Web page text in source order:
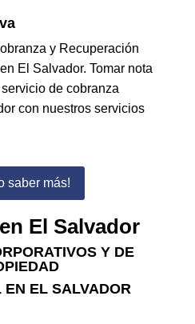
y Recuperación
El Salvador. Tomar nota
de cobranza
con nuestros servicios
saber más!
El Salvador
Y DE
EN EL SALVADOR